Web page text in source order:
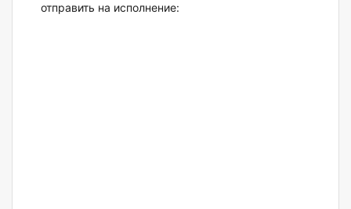
отправить на исполнение: